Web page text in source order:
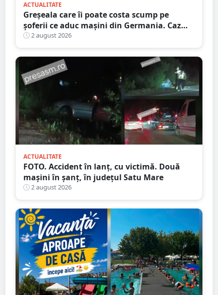
ACTUALITATE
Greșeala care îi poate costa scump pe
șoferii ce aduc mașini din Germania. Caz
descoperit în Satu Mare
2 august 2026
ACTUALITATE
FOTO. Accident în lanț, cu victimă. Două
mașini în șanț, în județul Satu Mare
2 august 2026